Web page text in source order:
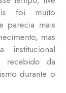
foi muito
parecia mais
mas
recebido da
durante o